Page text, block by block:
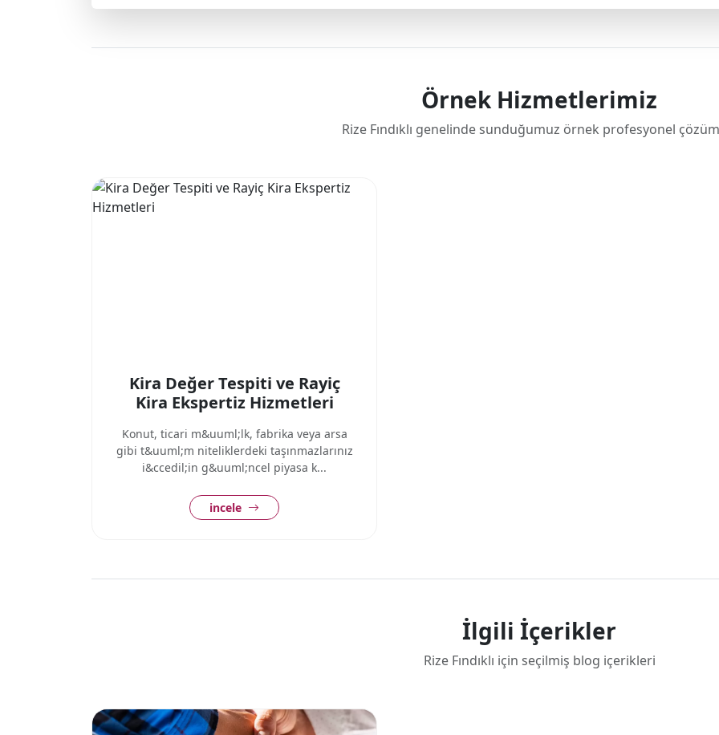
Örnek Hizmetlerimiz
Rize Fındıklı genelinde sunduğumuz örnek profesyonel
Kira Değer Tespiti ve Rayiç
Kira Ekspertiz Hizmetleri
Konut, ticari m&uuml;lk, fabrika veya arsa
gibi t&uuml;m niteliklerdeki taşınmazlarınız
i&ccedil;in g&uuml;ncel piyasa k...
incele
İlgili İçerikler
Rize Fındıklı için seçilmiş blog içerikleri